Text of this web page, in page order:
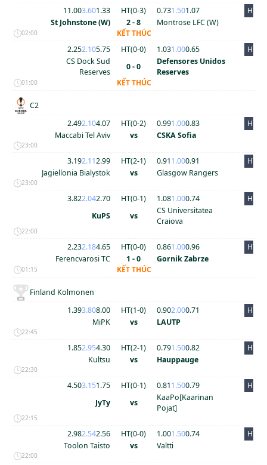
11.003.601.33 HT(0-3) 0.731.501.07
HT
St Johnstone (W)
2 - 8 Montrose LFC (W)
02:00
KẾT THÚC
2.252.105.75 HT(0-0) 1.031.000.65
HT
CS Dock Sud
Reserves
0 - 0
Defensores Unidos
Reserves
01:00 KẾT THÚC
C2
2.492.104.07 HT(0-2) 0.991.000.83
HT
Maccabi Tel Aviv
vs CSKA Sofia
23:00
3.192.112.99 HT(2-1) 0.911.000.91
HT
Jagiellonia Bialystok
vs Glasgow Rangers
23:00
3.822.042.70 HT(0-1) 1.081.000.74
HT
KuPS
vs
CS Universitatea
Craiova
22:00
2.232.184.65 HT(0-0) 0.861.000.96
HT
Ferencvarosi TC
1 - 0 Gornik Zabrze
01:15 KẾT THÚC
Finland Kolmonen
1.393.808.00 HT(1-0) 0.902.000.71
HT
MiPK
vs LAUTP
22:45
1.852.954.30 HT(2-1) 0.791.500.82
HT
Kultsu
vs Hauppauge
22:30
4.503.151.75 HT(0-1) 0.811.500.79
HT
JyTy
vs
KaaPo[Kaarinan
Pojat]
22:15
2.982.542.56 HT(0-0) 1.001.500.74
HT
Toolon Taisto
vs Valtti
22:00